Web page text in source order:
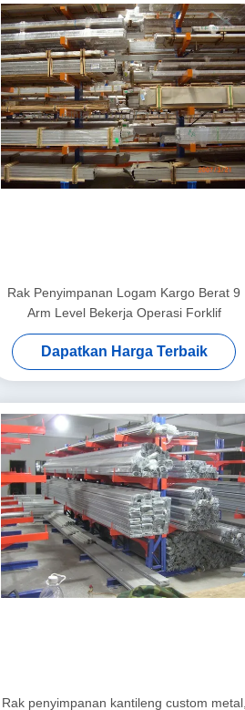
Rak Penyimpanan Logam Kargo Berat 9
Arm Level Bekerja Operasi Forklif
Dapatkan Harga Terbaik
Rak penyimpanan kantileng custom metal,